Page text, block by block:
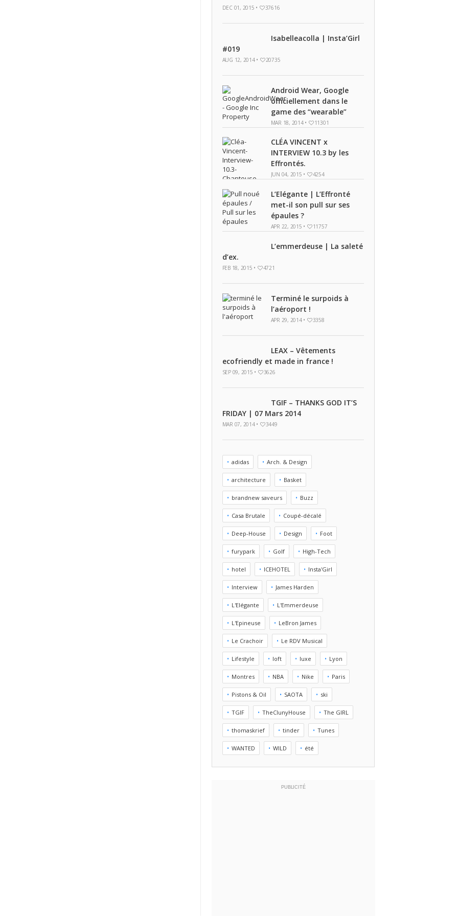
DEC 01, 2015 • 37616
Isabelleacolla | Insta’Girl
#019
AUG 12, 2014 • 20735
Android Wear, Google
officiellement dans le
game des “wearable”
MAR 18, 2014 • 11301
CLÉA VINCENT x
INTERVIEW 10.3 by les
Effrontés.
JUN 04, 2015 • 4254
L’Elégante | L’Effronté
met-il son pull sur ses
épaules ?
APR 22, 2015 • 11757
L’emmerdeuse | La saleté
d’ex.
FEB 18, 2015 • 4721
Terminé le surpoids à
l’aéroport !
APR 29, 2014 • 3358
LEAX – Vêtements
ecofriendly et made in france !
SEP 09, 2015 • 3626
TGIF – THANKS GOD IT’S
FRIDAY | 07 Mars 2014
MAR 07, 2014 • 3449
adidas Arch. & Design
architecture Basket
brandnew saveurs Buzz
Casa Brutale Coupé-décalé
Deep-House Design Foot
furypark Golf High-Tech
hotel ICEHOTEL Insta'Girl
Interview James Harden
L'Elégante L'Emmerdeuse
L'Epineuse LeBron James
Le Crachoir Le RDV Musical
Lifestyle loft luxe Lyon
Montres NBA Nike Paris
Pistons & Oil SAOTA ski
TGIF TheClunyHouse The GIRL
thomaskrief tinder Tunes
WANTED WILD été
PUBLICITÉ